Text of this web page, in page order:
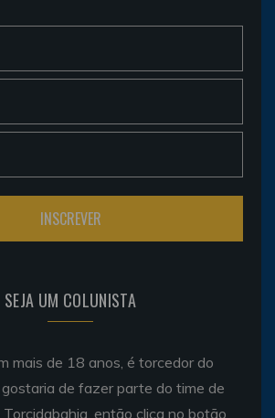
SEJA UM COLUNISTA
mais de 18 anos, é torcedor do
de fazer parte do time de
então clica no botão